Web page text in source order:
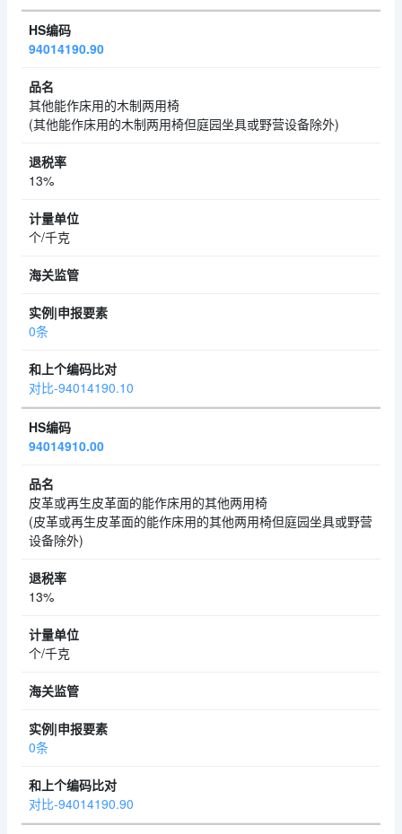
94014190.90
其他能作床用的木制两用椅
(其他能作床用的木制两用椅但庭园坐具或野营设备除外)
13%
个/千克
0条
对比-94014190.10
94014910.00
皮革或再生皮革面的能作床用的其他两用椅
(皮革或再生皮革面的能作床用的其他两用椅但庭园坐具或野营
设备除外)
13%
个/千克
0条
对比-94014190.90